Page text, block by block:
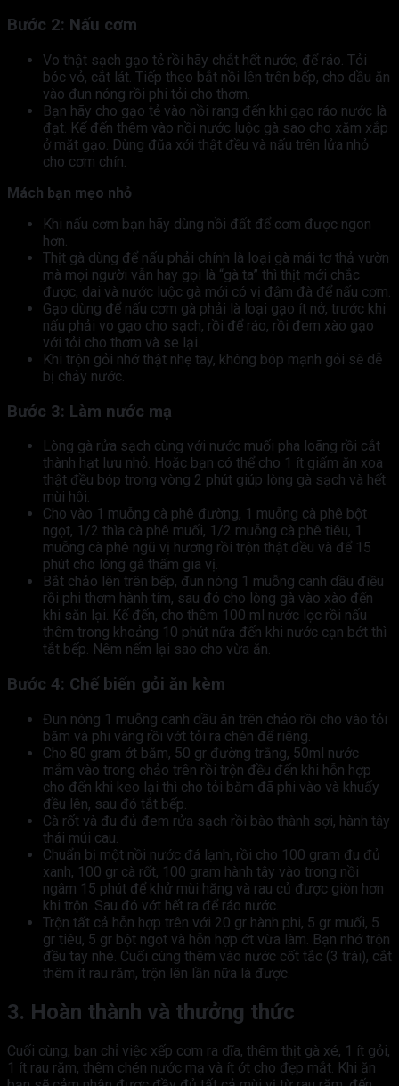
Bước 2: Nấu cơm
Vo thật sạch gạo tẻ rồi hãy chắt hết nước, để ráo. Tỏi
bóc vỏ, cắt lát. Tiếp theo bắt nồi lên trên bếp, cho dầu ăn
vào đun nóng rồi phi tỏi cho thơm.
Bạn hãy cho gạo tẻ vào nồi rang đến khi gạo ráo nước là
đạt. Kế đến thêm vào nồi nước luộc gà sao cho xăm xắp
ở mặt gạo. Dùng đũa xới thật đều và nấu trên lửa nhỏ
cho cơm chín.
Mách bạn mẹo nhỏ
Khi nấu cơm bạn hãy dùng nồi đất để cơm được ngon
hơn.
Thịt gà dùng để nấu phải chính là loại gà mái tơ thả vườn
mà mọi người vẫn hay gọi là “gà ta” thì thịt mới chắc
được, dai và nước luộc gà mới có vị đậm đà để nấu cơm.
Gạo dùng để nấu cơm gà phải là loại gạo ít nở, trước khi
nấu phải vo gạo cho sạch, rồi để ráo, rồi đem xào gạo
với tỏi cho thơm và se lại.
Khi trộn gỏi nhớ thật nhẹ tay, không bóp mạnh gỏi sẽ dễ
bị chảy nước.
Bước 3: Làm nước mạ
Lòng gà rửa sạch cùng với nước muối pha loãng rồi cắt
thành hạt lựu nhỏ. Hoặc bạn có thể cho 1 ít giấm ăn xoa
thật đều bóp trong vòng 2 phút giúp lòng gà sạch và hết
mùi hôi.
Cho vào 1 muỗng cà phê đường, 1 muỗng cà phê bột
ngọt, 1/2 thìa cà phê muối, 1/2 muỗng cà phê tiêu, 1
muỗng cà phê ngũ vị hương rồi trộn thật đều và để 15
phút cho lòng gà thấm gia vị.
Bắt chảo lên trên bếp, đun nóng 1 muỗng canh dầu điều
rồi phi thơm hành tím, sau đó cho lòng gà vào xào đến
khi săn lại. Kế đến, cho thêm 100 ml nước lọc rồi nấu
thêm trong khoảng 10 phút nữa đến khi nước cạn bớt thì
tắt bếp. Nêm nếm lại sao cho vừa ăn.
Bước 4: Chế biến gỏi ăn kèm
Đun nóng 1 muỗng canh dầu ăn trên chảo rồi cho vào tỏi
băm và phi vàng rồi vớt tỏi ra chén để riêng.
Cho 80 gram ớt băm, 50 gr đường trắng, 50ml nước
mắm vào trong chảo trên rồi trộn đều đến khi hỗn hợp
cho đến khi keo lại thì cho tỏi băm đã phi vào và khuấy
đều lên, sau đó tắt bếp.
Cà rốt và đu đủ đem rửa sạch rồi bào thành sợi, hành tây
thái múi cau.
Chuẩn bị một nồi nước đá lạnh, rồi cho 100 gram đu đủ
xanh, 100 gr cà rốt, 100 gram hành tây vào trong nồi
ngâm 15 phút để khử mùi hăng và rau củ được giòn hơn
khi trộn. Sau đó vớt hết ra để ráo nước.
Trộn tất cả hỗn hợp trên với 20 gr hành phi, 5 gr muối, 5
gr tiêu, 5 gr bột ngọt và hỗn hợp ớt vừa làm. Bạn nhớ trộn
đều tay nhé. Cuối cùng thêm vào nước cốt tắc (3 trái), cắt
thêm ít rau răm, trộn lên lần nữa là được.
3. Hoàn thành và thưởng thức
Cuối cùng, bạn chỉ việc xếp cơm ra dĩa, thêm thịt gà xé, 1 ít gỏi,
1 ít rau răm, thêm chén nước mạ và ít ớt cho đẹp mắt. Khi ăn